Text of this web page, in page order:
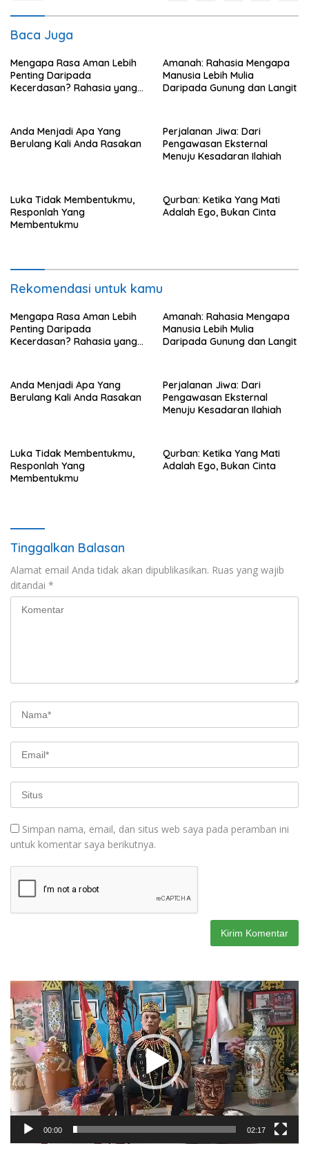
Baca Juga
Mengapa Rasa Aman Lebih
Penting Daripada
Kecerdasan? Rahasia yang
Amanah: Rahasia Mengapa
Manusia Lebih Mulia
Daripada Gunung dan Langit
Anda Menjadi Apa Yang
Berulang Kali Anda Rasakan
Perjalanan Jiwa: Dari
Pengawasan Eksternal
Menuju Kesadaran Ilahiah
Luka Tidak Membentukmu,
Responlah Yang
Membentukmu
Qurban: Ketika Yang Mati
Adalah Ego, Bukan Cinta
Rekomendasi untuk kamu
Mengapa Rasa Aman Lebih
Penting Daripada
Kecerdasan? Rahasia yang
Amanah: Rahasia Mengapa
Manusia Lebih Mulia
Daripada Gunung dan Langit
Anda Menjadi Apa Yang
Berulang Kali Anda Rasakan
Perjalanan Jiwa: Dari
Pengawasan Eksternal
Menuju Kesadaran Ilahiah
Luka Tidak Membentukmu,
Responlah Yang
Membentukmu
Qurban: Ketika Yang Mati
Adalah Ego, Bukan Cinta
Tinggalkan Balasan
Alamat email Anda tidak akan dipublikasikan. Ruas yang wajib
ditandai *
Simpan nama, email, dan situs web saya pada peramban ini
untuk komentar saya berikutnya.
Pemutar
Video
00:00 02:17